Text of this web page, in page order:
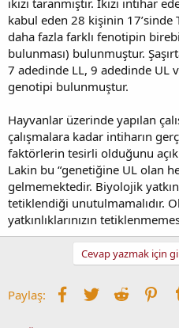
kabul eden 28 kişinin
daha fazla farklı fenotipin
bulunması) bulunmuştur.
7 adedinde LL, 9 adedinde UL
genotipi bulunmuştur.
Hayvanlar üzerinde yapılan
çalışmalara kadar intiharın
faktörlerin tesirli olduğunu
Lakin bu “genetiğine UL olan
gelmemektedir. Biyolojik
tetiklendiği unutulmamalıdır.
yatkınlıklarınızın
Cevap yazmak için
Paylaş: Facebook
TwitterReddit